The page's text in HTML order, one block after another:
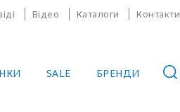
Відео Каталоги Контакти
SALE БРЕНДИ